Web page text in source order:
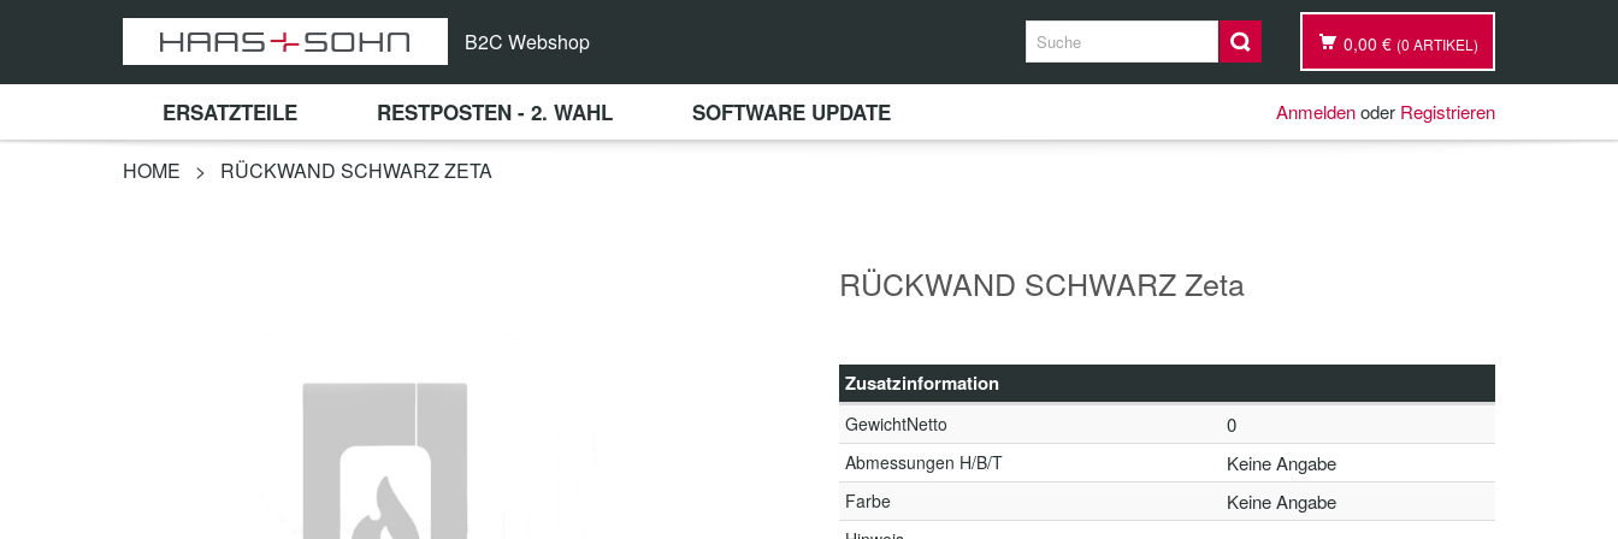
B2C Webshop 0,00 € (0 ARTIKEL)
ERSATZTEILE RESTPOSTEN - 2. WAHL SOFTWARE UPDATE Anmeldenoder Registrieren
HOME > RÜCKWAND SCHWARZ ZETA
RÜCKWAND SCHWARZ Zeta
Zusatzinformation
GewichtNetto 0
Abmessungen H/B/T Keine Angabe
Farbe Keine Angabe